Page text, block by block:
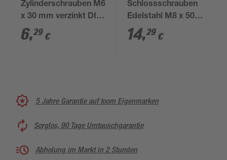
Zylinderschrauben M6
x 30 mm verzinkt DIN
84 30 Stück
6,29 €
Schlossschrauben
Edelstahl M8 x 50
mm, 10 Stück
14,29 €
5 Jahre Garantie auf toom Eigenmarken
Sorglos, 90 Tage Umtauschgarantie
Abholung im Markt in 2 Stunden